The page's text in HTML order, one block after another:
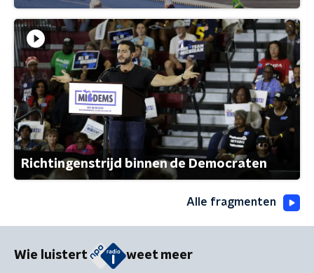
Richtingenstrijd binnen de Democraten
Alle fragmenten
Wie luistert weet meer